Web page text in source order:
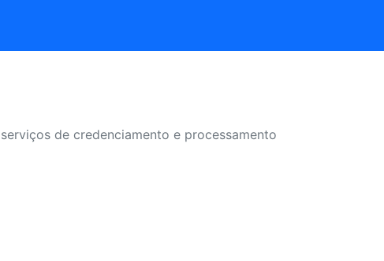
de credenciamento e processamento